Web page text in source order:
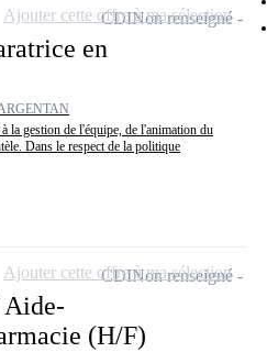
en
la gestion de l'équipe, de l'animation du
Dans le respect de la politique
CDINon renseigné
Ajouter cette offre à ma sélection
Aide-
(H/F)
CDINon renseigné
Ajouter cette offre à ma sélection